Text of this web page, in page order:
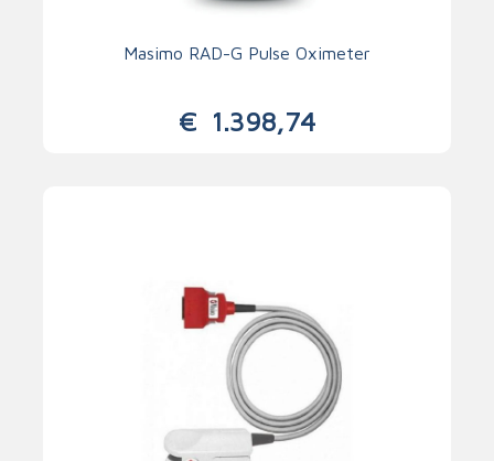
Masimo RAD-G Pulse Oximeter
€ 1.398,74